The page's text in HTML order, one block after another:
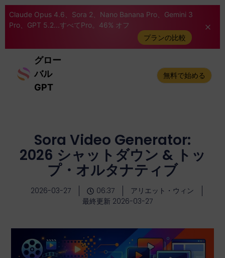
Claude Opus 4.6、Sora 2、Nano Banana Pro、Gemini 3
Pro、GPT 5.2...すべてPro。46% オフ
プランの比較
グロー
バル
GPT
無料で始める
Sora Video Generator:
2026 シャットダウン & トッ
プ・オルタナティブ
2026-03-27 06:37
アリエット・ウィン
最終更新 2026-03-27